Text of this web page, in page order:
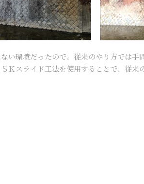
い環境だったので、従来のやり方では手
Ｋスライド工法を使用することで、従